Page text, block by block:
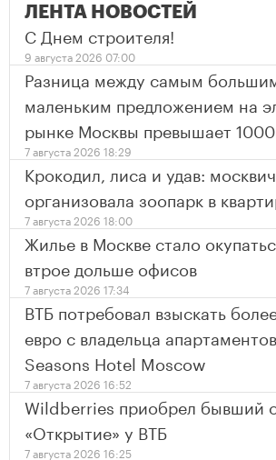
ЛЕНТА НОВОСТЕЙ
С Днем строителя!
9 августа 2026 07:00
Разница между самым
маленьким предложением на
рынке Москвы превышает 1000
7 августа 2026 18:29
Крокодил, лиса и удав:
организовала зоопарк в
7 августа 2026 18:00
Жилье в Москве стало
втрое дольше офисов
7 августа 2026 17:34
ВТБ потребовал взыскать
евро с владельца
Seasons Hotel Moscow
7 августа 2026 16:52
Wildberries приобрел бывший
«Открытие» у ВТБ
7 августа 2026 16:25